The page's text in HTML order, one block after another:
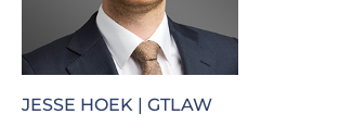
JESSE HOEK | GTLAW